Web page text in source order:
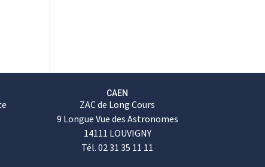
CAEN
ZAC de Long Cours
9 Longue Vue des Astronomes
14111 LOUVIGNY
Tél. 02 31 35 11 11